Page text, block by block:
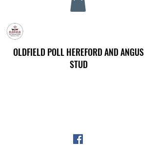
OLDFIELD POLL HEREFORD AND ANGUS
STUD